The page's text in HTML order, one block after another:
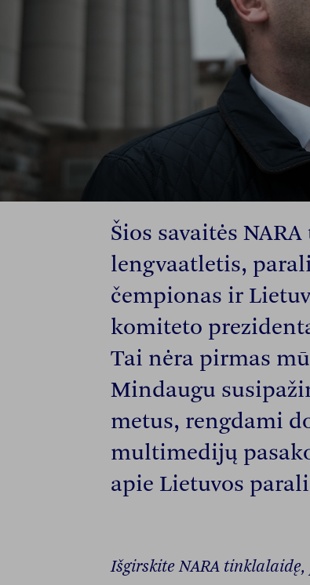
Šios savaitės
lengvaatletis,
čempionas ir
komiteto
Tai nėra pirmas
Mindaugu
metus, rengdami
multimedijų
apie Lietuvos
Išgirskite NARA